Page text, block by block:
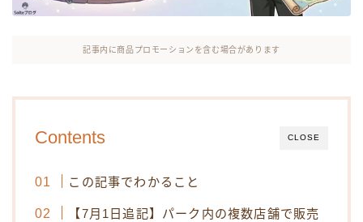
記事内に商品プロモーションを含む場合があります
CLOSE
Contents
この記事でわかること
【7月1日追記】パーク内の複数店舗で販売